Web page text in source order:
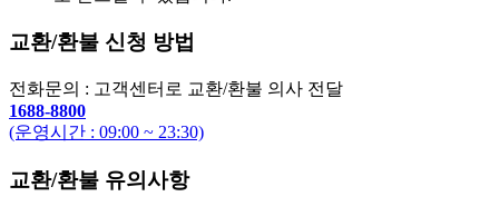
교환/환불 신청 방법
전화문의 : 고객센터로 교환/환불 의사 전달
1688-8800
(운영시간 : 09:00 ~ 23:30)
교환/환불 유의사항